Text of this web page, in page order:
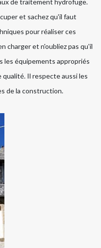
de traitement hydrofuge.
et sachez qu'il faut
pour réaliser ces
charger et n'oubliez pas qu'il
les équipements appropriés
qualité. Il respecte aussi les
de la construction.